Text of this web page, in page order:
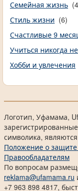
Семейная жизнь
Стиль жизни (6)
Счастливые 9
Учиться никогда
Хобби и увлечения
Логотип, Уфамама,
символика,
Положение о
Правообладателям
По вопросам
reklama@ufamama.ru
+7 963 898 4817,